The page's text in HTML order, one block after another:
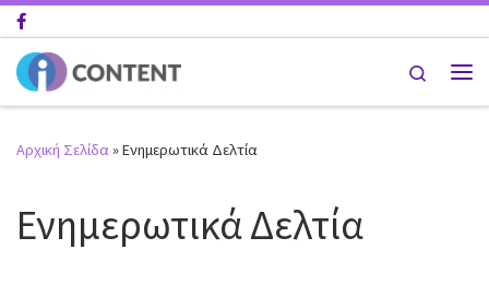
Search
Αρχική Σελίδα»Ενημερωτικά Δελτία
Ενημερωτικά Δελτία